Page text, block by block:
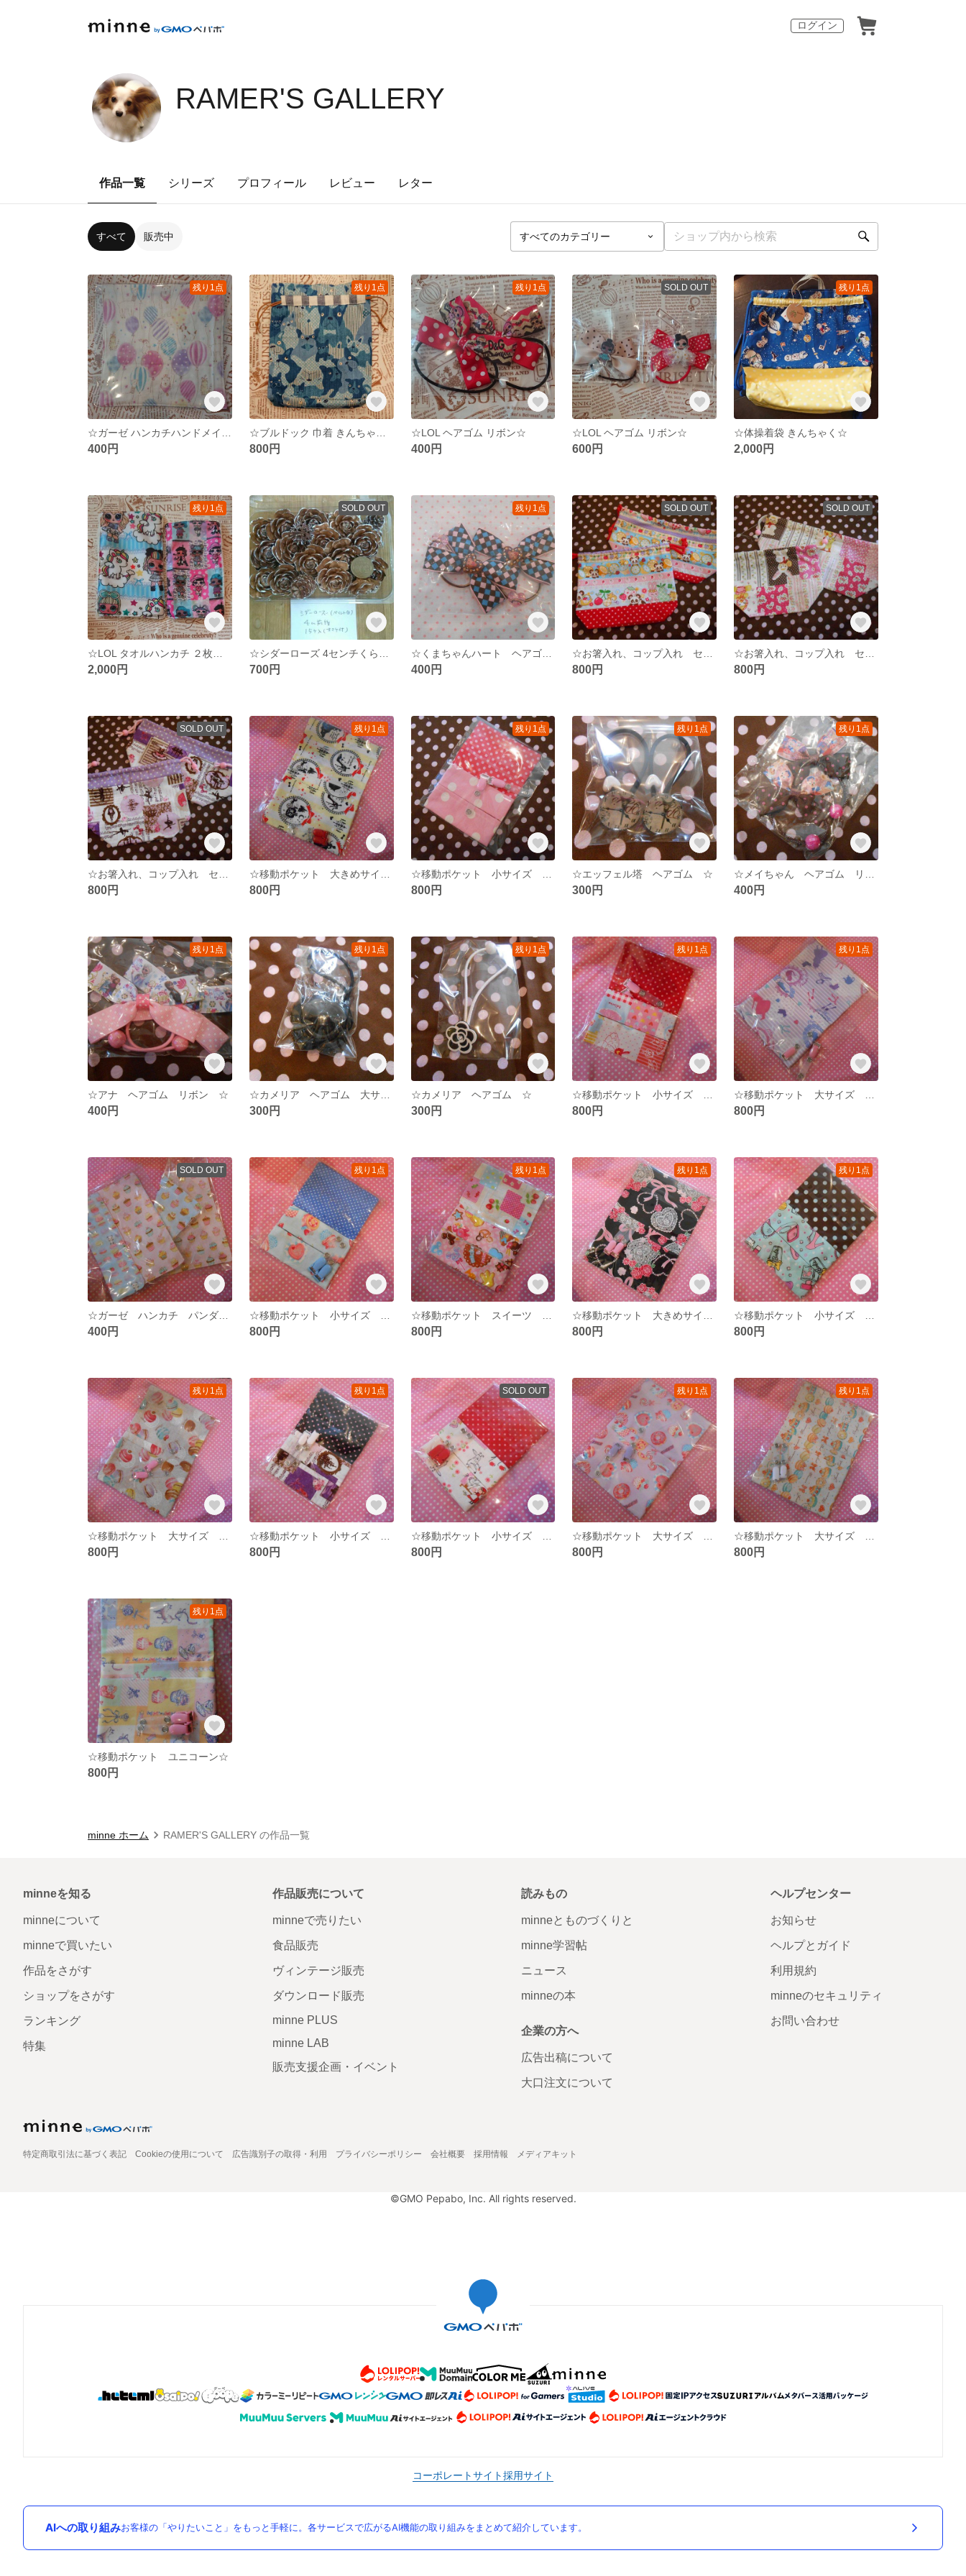
ログイン
RAMER'S GALLERY
作品一覧 シリーズ プロフィール レビュー レター
すべて 販売中
残り1点
400円
残り1点
800円
残り1点
☆LOL ヘアゴム リボン☆
400円
SOLD OUT
☆LOL ヘアゴム リボン☆
600円
残り1点
☆体操着袋 きんちゃく☆
2,000円
残り1点
2,000円
SOLD OUT
700円
残り1点
☆くまちゃんハート ヘアゴム リボン ☆
400円
SOLD OUT
800円
SOLD OUT
800円
SOLD OUT
800円
残り1点
800円
残り1点
800円
残り1点
☆エッフェル塔 ヘアゴム ☆
300円
残り1点
400円
残り1点
☆アナ ヘアゴム リボン ☆
400円
残り1点
☆カメリア ヘアゴム 大サイズ☆
300円
残り1点
☆カメリア ヘアゴム ☆
300円
残り1点
800円
残り1点
800円
SOLD OUT
400円
残り1点
800円
残り1点
800円
残り1点
800円
残り1点
800円
残り1点
800円
残り1点
800円
SOLD OUT
800円
残り1点
800円
残り1点
800円
残り1点
☆移動ポケット ユニコーン☆
800円
minne ホーム RAMER'S GALLERY の作品一覧
minneを知る
minneについて
minneで買いたい
作品をさがす
ショップをさがす
ランキング
特集
作品販売について
minneで売りたい
食品販売
ヴィンテージ販売
ダウンロード販売
minne PLUS
minne LAB
販売支援企画・イベント
読みもの
minneとものづくりと
minne学習帖
ニュース
minneの本
企業の方へ
広告出稿について
大口注文について
ヘルプセンター
お知らせ
ヘルプとガイド
利用規約
minneのセキュリティ
お問い合わせ
特定商取引法に基づく表記 Cookieの使用について 広告識別子の取得・利用 プライバシーポリシー 会社概要 採用情報 メディアキット
©GMO Pepabo, Inc. All rights reserved.
コーポレートサイト採用サイト
AIへの取り組みお客様の「やりたいこと」をもっと手軽に。各サービスで広がるAI機能の取り組みをまとめて紹介しています。